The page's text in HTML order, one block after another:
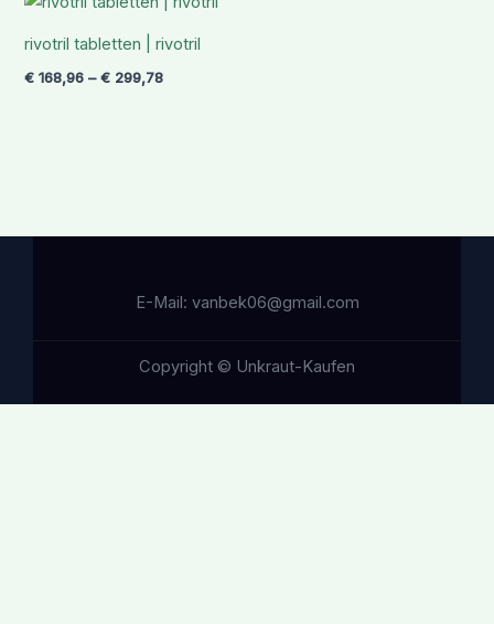
rivotril tabletten | rivotril
€ 168,96 –€ 299,78
€ 168,96
€ 299,78
E-Mail: vanbek06@gmail.com
Copyright © Unkraut-Kaufen